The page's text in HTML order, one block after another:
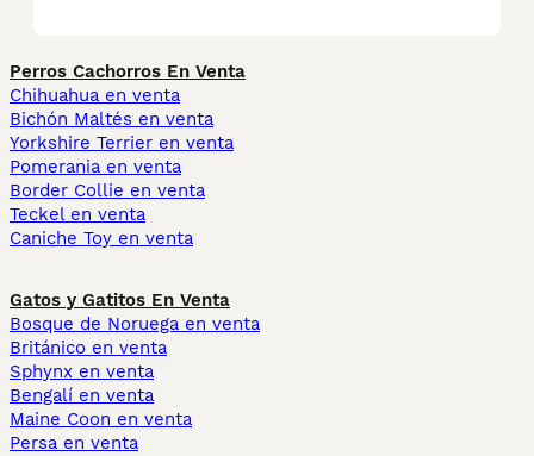
Perros Cachorros En Venta
Chihuahua en venta
Bichón Maltés en venta
Yorkshire Terrier en venta
Pomerania en venta
Border Collie en venta
Teckel en venta
Caniche Toy en venta
Gatos y Gatitos En Venta
Bosque de Noruega en venta
Británico en venta
Sphynx en venta
Bengalí en venta
Maine Coon en venta
Persa en venta